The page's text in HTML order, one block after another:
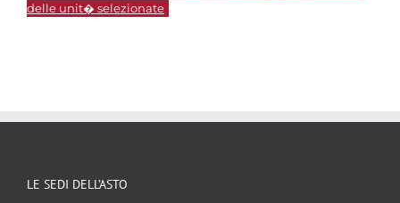
delle unit� selezionate
LE SEDI DELL’ASTO